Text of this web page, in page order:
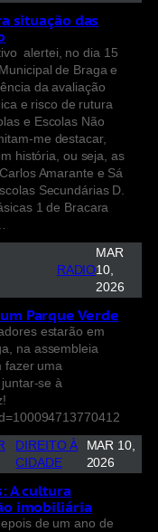
situação das
alertei, no dia 15
de Braga e
da avaliação
e risco de rutura
e Escolas Não
me destacar,
história, ou seja, as
Amarante e Sá
Secundárias D.
1 de Bracara
RADIO
MAR
10,
2026
Parque Verde
estarão em
na assembleia
fazer uma
se à
DIREITO À
CIDADE
MAR 10,
2026
A cultura
imobiliária
de um ano de